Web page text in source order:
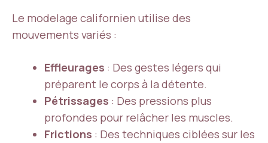
Le modelage californien utilise des
mouvements variés :
Effleurages : Des gestes légers qui
préparent le corps à la détente.
Pétrissages : Des pressions plus
profondes pour relâcher les muscles.
Frictions : Des techniques ciblées sur les